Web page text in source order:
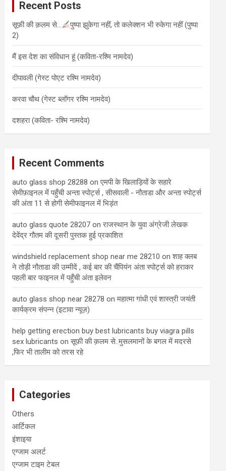
Recent Posts
सूफ़ी की क़लम से…
पुष्पा झुकेगा नहीं, तो कलेक्शन भी रुकेगा नहीं (पुष्पा
2)
मैं इस देश का संविधान हूं (कविता-रश्मि नामदेव)
दीपावली (गेस्ट पोएट रश्मि नामदेव)
करवा चौथ (गेस्ट ब्लॉगर रश्मि नामदेव)
दशहरा (कविता- रश्मि नामदेव)
Recent Comments
auto glass shop 28288 onएमपी के खिलाड़ियों के सहारे
सेमीफ़ाइनल में पहुँची अन्ता स्पोर्ट्स , सीसवाली - नौताडा और अन्ता स्पोर्ट्स
की अंता 11 से होगी सेमीफाइनल में भिड़ंत
auto glass quote 28207 onराजस्थान के युवा अंग्रेजी लेखक
देवेंद्र गौतम की दूसरी पुस्तक हुई प्रकाशित
windshield replacement shop near me 28210 onशाह क्लब
ने तोड़ी नौताडा की उम्मीदें , कई बार की चैंपियंन अंता स्पोर्ट्स को हराकर
पहली बार फाइनल में पहुँची अंता इलेवन
auto glass shop near 28278 onमहात्मा गांधी एवं शास्त्री जयंती
कार्यक्रम संपन्न (इटावा न्यूज़)
help getting erection buy best lubricants buy viagra pills
sex lubricants onसूफ़ी की क़लम से..मुसलमानों के बगल में मदरसे
,फिर भी तालीम को तरस रहे
Categories
Others
आर्टिकल
इंशाइया
एग्जाम अलर्ट
एग्जाम टाइम टेबल